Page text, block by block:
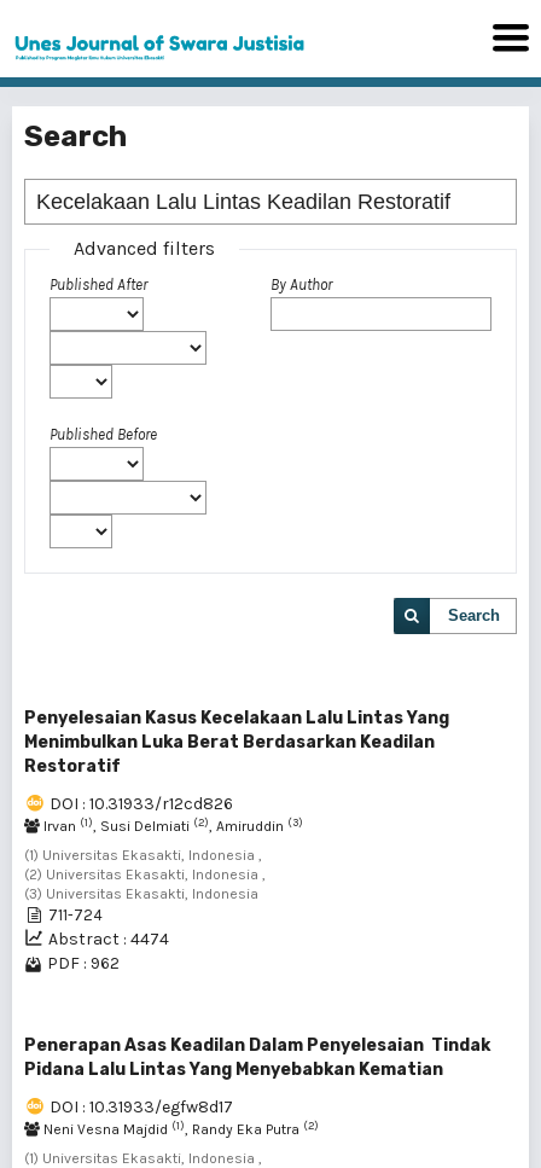
Search
Advanced filters
Published After
Published Before
By Author
Search
Penyelesaian Kasus Kecelakaan Lalu Lintas Yang
Menimbulkan Luka Berat Berdasarkan Keadilan
Restoratif
DOI : 10.31933/r12cd826
Irvan (1), Susi Delmiati (2), Amiruddin (3)
(1) Universitas Ekasakti, Indonesia ,
(2) Universitas Ekasakti, Indonesia ,
(3) Universitas Ekasakti, Indonesia
711-724
Abstract : 4474
PDF : 962
Penerapan Asas Keadilan Dalam Penyelesaian Tindak
Pidana Lalu Lintas Yang Menyebabkan Kematian
DOI : 10.31933/egfw8d17
Neni Vesna Majdid (1), Randy Eka Putra (2)
(1) Universitas Ekasakti, Indonesia ,